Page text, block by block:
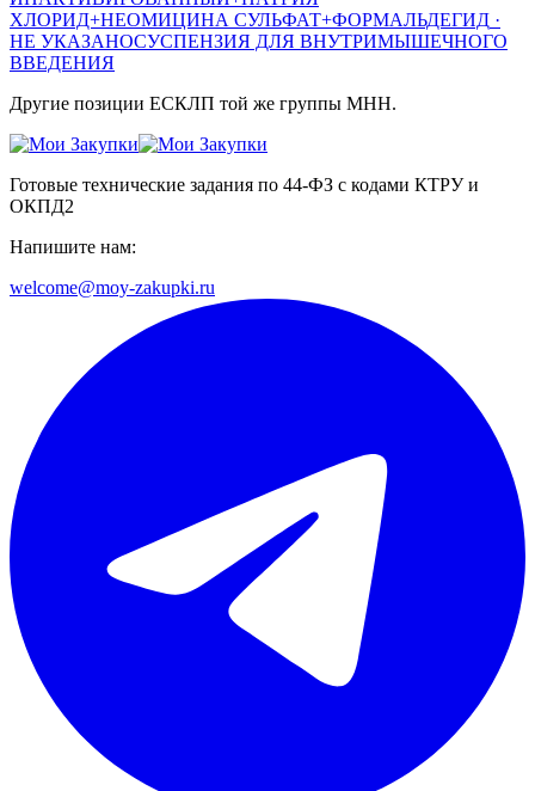
ХЛОРИД+НЕОМИЦИНА СУЛЬФАТ+ФОРМАЛЬДЕГИД ·
НЕ УКАЗАНОСУСПЕНЗИЯ ДЛЯ ВНУТРИМЫШЕЧНОГО
ВВЕДЕНИЯ
Другие позиции ЕСКЛП той же группы МНН.
Готовые технические задания по 44-ФЗ с кодами КТРУ и
ОКПД2
Напишите нам:
welcome@moy-zakupki.ru